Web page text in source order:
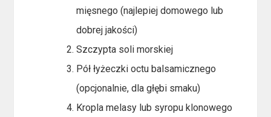
mięsnego (najlepiej domowego lub
dobrej jakości)
Szczypta soli morskiej
Pół łyżeczki octu balsamicznego
(opcjonalnie, dla głębi smaku)
Kropla melasy lub syropu klonowego